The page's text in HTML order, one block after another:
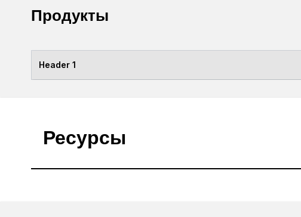
Продукты
Header 1
Ресурсы